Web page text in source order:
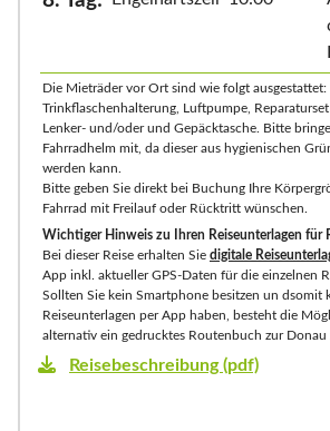
Die Mieträder vor Ort sind wie folgt ausgestattet:
Trinkflaschenhalterung, Luftpumpe, Reparaturset
Lenker- und/oder und Gepäcktasche. Bitte
Fahrradhelm mit, da dieser aus hygienischen
werden kann.
Bitte geben Sie direkt bei Buchung Ihre
Fahrrad mit Freilauf oder Rücktritt wünschen.
Wichtiger Hinweis zu Ihren Reiseunterlagen für
Bei dieser Reise erhalten Sie digitale
App inkl. aktueller GPS-Daten für die einzelnen
Sollten Sie kein Smartphone besitzen un dsomit
Reiseunterlagen per App haben, besteht die
alternativ ein gedrucktes Routenbuch zur Donau
Reisebeschreibung (pdf)